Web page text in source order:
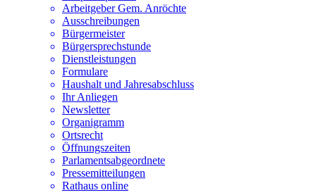
Arbeitgeber Gem. Anröchte
Ausschreibungen
Bürgermeister
Bürgersprechstunde
Dienstleistungen
Formulare
Haushalt und Jahresabschluss
Ihr Anliegen
Newsletter
Organigramm
Ortsrecht
Öffnungszeiten
Parlamentsabgeordnete
Pressemitteilungen
Rathaus online